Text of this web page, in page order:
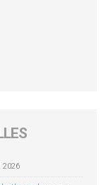
2026